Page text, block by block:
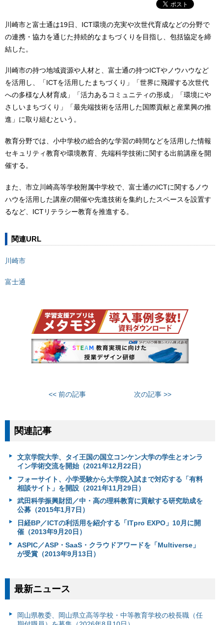
川崎市と富士通は19日、ICT環境の充実や次世代育成などの分野で
の連携・協力を通じた持続的なまちづくりを目指し、包括協定を締
結した。
川崎市の持つ地域資源や人材と、富士通の持つICTやノウハウなど
を活用し、「ICTを活用したまちづくり」「世界に飛躍する次世代
への多様な人材育成」「活力あるコミュニティの形成」「環境にや
さしいまちづくり」「最先端技術を活用した国際貢献と産業興の推
進」に取り組むという。
教育分野では、小中学校の総合的な学習の時間などを活用した情報
セキュリティ教育や環境教育、先端科学技術に関する出前講座を開
催する。
また、市立川崎高等学校附属中学校で、富士通のICTに関するノウ
ハウを活用した講座の開催や先進技術を集約したスペースを設置す
るなど、ICTリテラシー教育を推進する。
関連URL
川崎市
富士通
<< 前の記事 次の記事 >>
関連記事
文京学院大学、タイ王国の国立コンケン大学の学生とオンラ
イン学術交流を開始（2021年12月22日）
フォーサイト、小学受験から大学院入試まで対応する「有料
相談サイト」を開設（2021年11月29日）
武田科学振興財団／中・高の理科教育に貢献する研究助成を
公募（2015年1月7日）
日経BP／ICTの利活用を紹介する「ITpro EXPO」10月に開
催（2013年9月20日）
ASPIC／ASP・SaaS・クラウドアワードを「Multiverse」
が受賞（2013年9月13日）
最新ニュース
岡山県教委、岡山県立高等学校・中等教育学校の校長職（任